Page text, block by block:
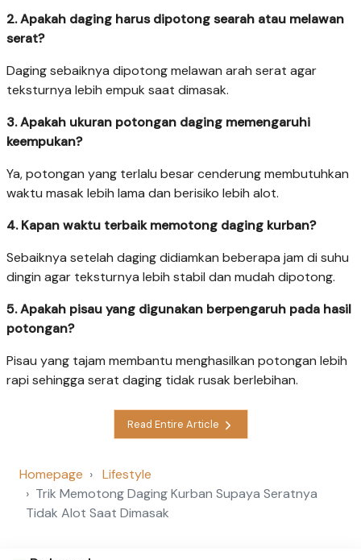
2. Apakah daging harus dipotong searah atau melawan
serat?
Daging sebaiknya dipotong melawan arah serat agar
teksturnya lebih empuk saat dimasak.
3. Apakah ukuran potongan daging memengaruhi
keempukan?
Ya, potongan yang terlalu besar cenderung membutuhkan
waktu masak lebih lama dan berisiko lebih alot.
4. Kapan waktu terbaik memotong daging kurban?
Sebaiknya setelah daging didiamkan beberapa jam di suhu
dingin agar teksturnya lebih stabil dan mudah dipotong.
5. Apakah pisau yang digunakan berpengaruh pada hasil
potongan?
Pisau yang tajam membantu menghasilkan potongan lebih
rapi sehingga serat daging tidak rusak berlebihan.
Read Entire Article
Homepage
Lifestyle
Trik Memotong Daging Kurban Supaya Seratnya
Tidak Alot Saat Dimasak